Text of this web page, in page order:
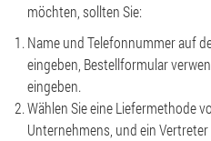
möchten, sollten Sie:
Name und Telefonnummer auf
eingeben, Bestellformular
eingeben.
Wählen Sie eine Liefermethode
Unternehmens, und ein